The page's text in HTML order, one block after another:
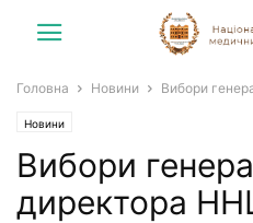
Головна Новини Вибори
Новини
Вибори
директора